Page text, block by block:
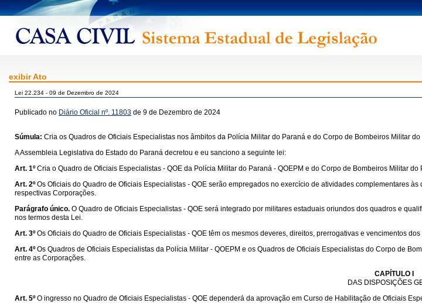
exibir Ato
Lei 22.234 - 09 de Dezembro de 2024
Publicado no Diário Oficial nº. 11803 de 9 de Dezembro de 2024
Súmula: Cria os Quadros de Oficiais Especialistas nos âmbitos da Polícia Militar do Paraná e do Corpo de Bombeiros Militar
A Assembleia Legislativa do Estado do Paraná decretou e eu sanciono a seguinte lei:
Art. 1º Cria o Quadro de Oficiais Especialistas - QOE da Polícia Militar do Paraná - QOEPM e do Corpo de Bombeiros Militar do
Art. 2º Os Oficiais do Quadro de Oficiais Especialistas - QOE serão empregados no exercício de atividades complementares
respectivas Corporações.
Parágrafo único. O Quadro de Oficiais Especialistas - QOE será integrado por militares estaduais oriundos dos quadros e
nos termos desta Lei.
Art. 3º Os Oficiais do Quadro de Oficiais Especialistas - QOE têm os mesmos deveres, direitos, prerrogativas e vencimentos
Art. 4º Os Quadros de Oficiais Especialistas da Polícia Militar - QOEPM e os Quadros de Oficiais Especialistas do Corpo de
entre as Corporações.
CAPÍTULO I
DAS DISPOSIÇÕES
Art. 5º O ingresso no Quadro de Oficiais Especialistas - QOE dependerá da aprovação em Curso de Habilitação de Oficiais